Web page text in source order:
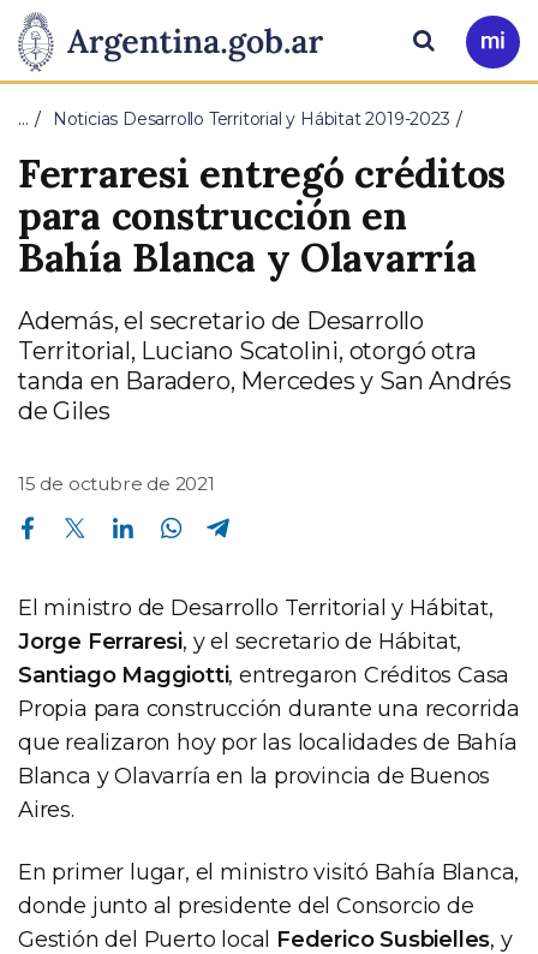
Presidencia
de
la
Nación
Pasar al contenido principal
Ir
a
Buscar
… Noticias Desarrollo Territorial y Hábitat 2019-2023
Ferraresi entregó créditos
para construcción en
Bahía Blanca y Olavarría
Además, el secretario de Desarrollo
Territorial, Luciano Scatolini, otorgó otra
tanda en Baradero, Mercedes y San Andrés
de Giles
15 de octubre de 2021
Compartir en Facebook Compartir en Twitter Compartir en Linkedin Compartir en Whatsapp
El ministro de Desarrollo Territorial y Hábitat,
Jorge Ferraresi, y el secretario de Hábitat,
Santiago Maggiotti, entregaron Créditos Casa
Propia para construcción durante una recorrida
que realizaron hoy por las localidades de Bahía
Blanca y Olavarría en la provincia de Buenos
Aires.
En primer lugar, el ministro visitó Bahía Blanca,
donde junto al presidente del Consorcio de
Gestión del Puerto local Federico Susbielles, y